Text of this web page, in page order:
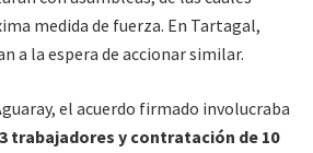
medida de fuerza. En Tartagal,
a la espera de accionar similar.
el acuerdo firmado involucraba
trabajadores y contratación de 10